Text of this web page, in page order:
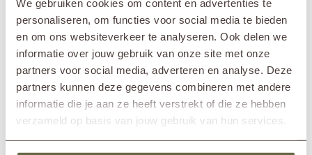
We gebruiken cookies om content en advertenties te
personaliseren, om functies voor social media te bieden
en om ons websiteverkeer te analyseren. Ook delen we
informatie over jouw gebruik van onze site met onze
partners voor social media, adverteren en analyse. Deze
partners kunnen deze gegevens combineren met andere
informatie die je aan ze heeft verstrekt of die ze hebben
verzameld op basis van jouw gebruik van hun services.
Top 7 mooie teak tuinsets